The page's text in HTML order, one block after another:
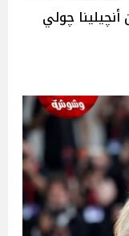
أنچيلينا چولي